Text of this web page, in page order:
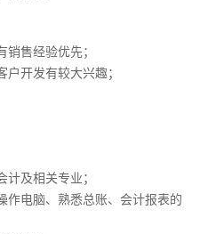
售经验优先；
开发有较大兴趣；
及相关专业；
作电脑、熟悉总账、会计报表的